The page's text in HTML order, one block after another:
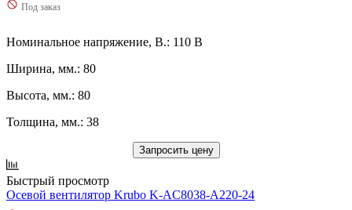
Под заказ
Номинальное напряжение, В.: 110 В
Ширина, мм.: 80
Высота, мм.: 80
Толщина, мм.: 38
Запросить цену
Быстрый просмотр
Осевой вентилятор Krubo K-AC8038-A220-24